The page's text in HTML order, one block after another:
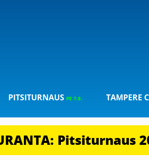
PITSITURNAUS PE 7.8. TAMPERE